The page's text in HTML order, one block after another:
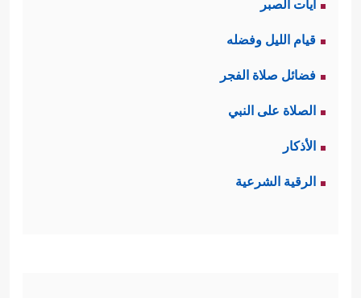
آيات الصبر
قيام الليل وفضله
فضائل صلاة الفجر
الصلاة على النبي
الأذكار
الرقية الشرعية